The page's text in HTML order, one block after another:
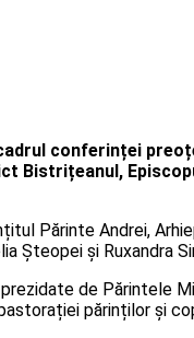
conferinței
Părinte Andrei,
Șteopei și
de Părintele
părinților și